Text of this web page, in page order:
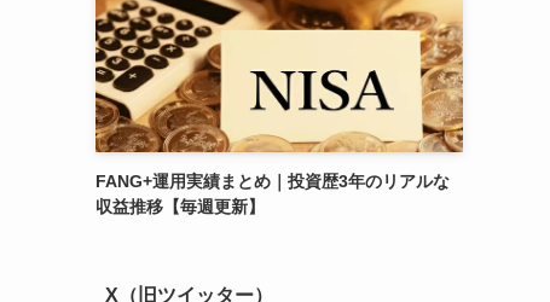
FANG+運用実績まとめ｜投資歴3年のリアルな
収益推移【毎週更新】
X（旧ツイッター）